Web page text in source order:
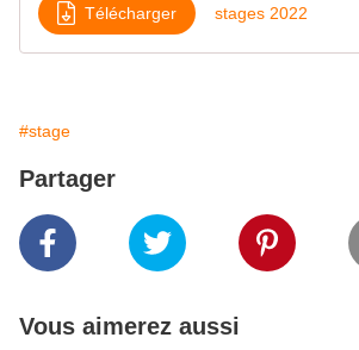
Télécharger stages 2022
#stage
Partager
Vous aimerez aussi